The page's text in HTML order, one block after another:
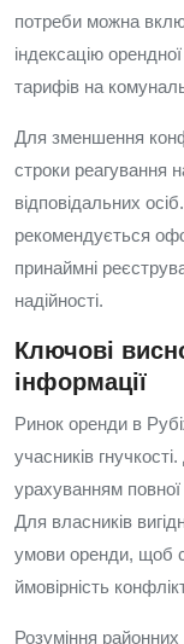
потреби можна
індексацію
тарифів на
Для зменшення
строки реагування
відповідальних
рекомендується
принаймні
надійності.
Ключові
інформації
Ринок оренди в
учасників
урахуванням
Для власників
умови оренди, щоб
ймовірність
Розуміння районних